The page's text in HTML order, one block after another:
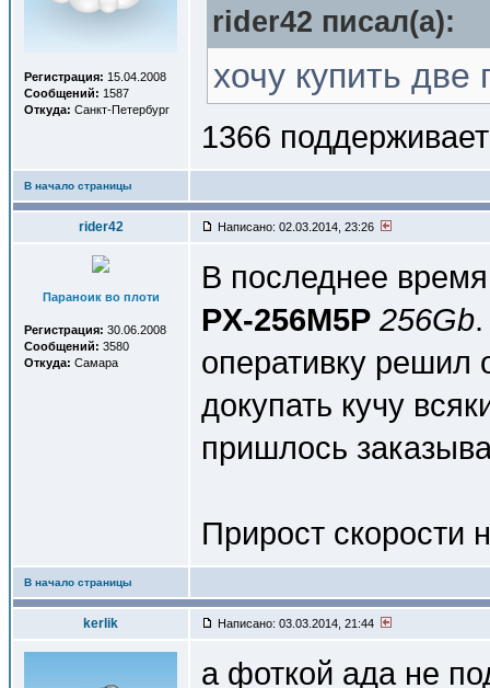
Регистрация: 15.04.2008
Сообщений: 1587
Откуда: Санкт-Петербург
rider42 писал(a):
хочу купить две
1366
В начало страницы
rider42 Написано: 02.03.2014, 23:26
Параноик во плоти
Регистрация: 30.06.2008
Сообщений: 3580
Откуда: Самара
В последнее
PX-256M5P 256Gb
оперативку решил
докупать кучу
пришлось
Прирост скорости
В начало страницы
kerlik Написано: 03.03.2014, 21:44
а фоткой ада не